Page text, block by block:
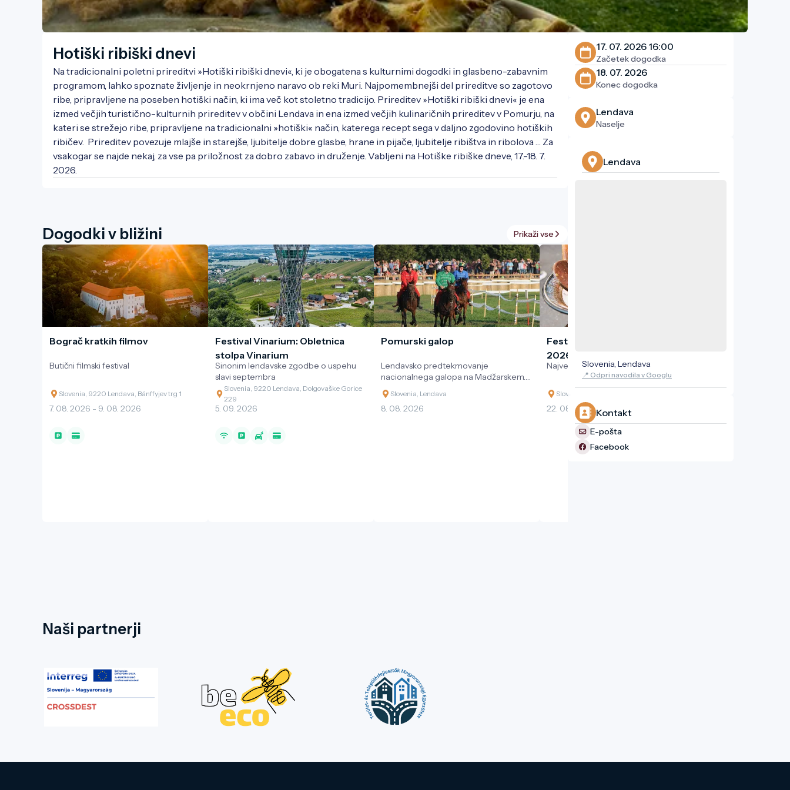
Hotiški ribiški dnevi
Na tradicionalni poletni prireditvi »Hotiški ribiški dnevi«, ki je obogatena s kulturnimi dogodki in glasbeno-zabavnim
programom, lahko spoznate življenje in neokrnjeno naravo ob reki Muri. Najpomembnejši del prireditve so zagotovo
ribe, pripravljene na poseben hotiški način, ki ima več kot stoletno tradicijo. Prireditev »Hotiški ribiški dnevi« je ena
izmed večjih turistično-kulturnih prireditev v občini Lendava in ena izmed večjih kulinaričnih prireditev v Pomurju, na
kateri se strežejo ribe, pripravljene na tradicionalni »hotiški« način, katerega recept sega v daljno zgodovino hotiških
ribičev.  Prireditev povezuje mlajše in starejše, ljubitelje dobre glasbe, hrane in pijače, ljubitelje ribištva in ribolova … Za
vsakogar se najde nekaj, za vse pa priložnost za dobro zabavo in druženje. Vabljeni na Hotiške ribiške dneve, 17.-18. 7.
2026.
Dogodki v bližini Prikaži vse
Bograč kratkih filmov
Butični filmski festival
Slovenia, 9220 Lendava, Bánffyjev trg 1
7. 08. 2026 - 9. 08. 2026
Festival Vinarium: Obletnica
stolpa Vinarium
Sinonim lendavske zgodbe o uspehu
slavi septembra
Slovenia, 9220 Lendava, Dolgovaške Gorice
229
5. 09. 2026
Pomurski galop
Lendavsko predtekmovanje
nacionalnega galopa na Madžarskem.
V sedlo - Pomurje!
Slovenia, Lendava
8. 08. 2026
Festival Vinarium: Bogračfest
2026
Največje tekmovanje v kuhanju bograča
Slovenia, Lendava, Glavna ulica
22. 08. 2026
17. 07. 2026 16:00
Začetek dogodka
18. 07. 2026
Konec dogodka
Lendava
Naselje
Lendava
Slovenia, Lendava
📍 Odpri navodila v Googlu
Kontakt
E-pošta
Facebook
Naši partnerji